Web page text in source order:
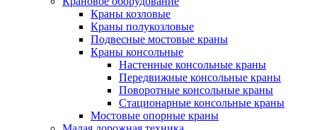
Краны козловые
Краны полукозловые
Подвесные мостовые краны
Краны консольные
Настенные консольные краны
Передвижные консольные краны
Поворотные консольные краны
Стационарные консольные краны
Мостовые опорные краны